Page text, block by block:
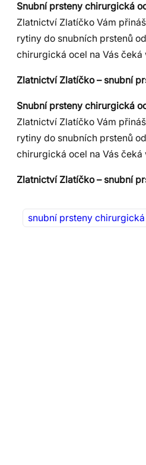
Snubní prsteny chirurgická
Zlatnictví Zlatíčko Vám
rytiny do snubních prstenů
chirurgická ocel na Vás
Zlatnictví Zlatíčko – snubní
Snubní prsteny chirurgická
Zlatnictví Zlatíčko Vám
rytiny do snubních prstenů
chirurgická ocel na Vás
Zlatnictví Zlatíčko – snubní
snubní prsteny